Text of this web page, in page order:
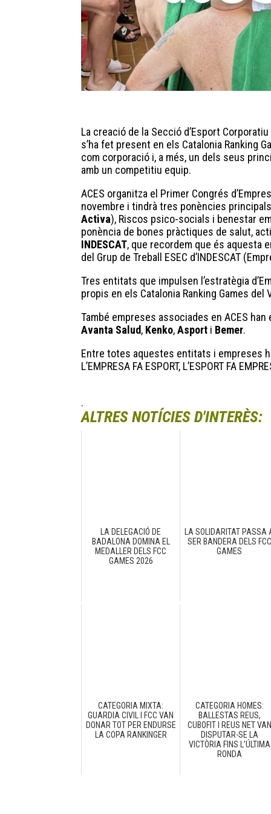
La creació de la Secció d’Esport
s’ha fet present en els Catalonia Ranking
com corporació i, a més, un dels seus
amb un competitiu equip.
ACES organitza el Primer Congrés
novembre i tindrà tres ponències
Activa), Riscos psico-socials i benestar
ponència de bones pràctiques de salut,
INDESCAT, que recordem que és aquesta
del Grup de Treball ESEC d’INDESCAT
Tres entitats que impulsen l’estratègia
propis en els Catalonia Ranking Games del
També empreses associades en ACES
Avanta Salud, Kenko,Asport i Bemer.
Entre totes aquestes entitats i empreses
L’EMPRESA FA ESPORT, L’ESPORT FA
.
ALTRES NOTÍCIES D'INTERÈS:
LA DELEGACIÓ DE
BADALONA DOMINA EL
MEDALLER DELS FCC
GAMES 2026
LA SOLIDARITAT PASSA
SER BANDERA DELS FCC
GAMES
CATEGORIA MIXTA:
GUARDIA CIVIL I FCC VAN
DONAR TOT PER ENDURSE
LA COPA RANKINGER
CATEGORIA HOMES:
BALLESTAS REUS,
CUBOFIT I REUS NET VAN
DISPUTAR-SE LA
VICTÒRIA FINS L’ÚLTIMA
RONDA